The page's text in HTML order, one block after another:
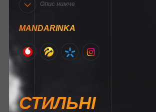
Опис нижче
MANDARINKA
СТИЛЬНІ